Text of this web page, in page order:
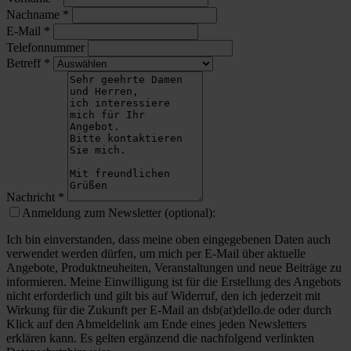
Nachname *
E-Mail *
Telefonnummer
Betreff *
Nachricht *
Anmeldung zum Newsletter (optional):
Ich bin einverstanden, dass meine oben eingegebenen Daten auch
verwendet werden dürfen, um mich per E-Mail über aktuelle
Angebote, Produktneuheiten, Veranstaltungen und neue Beiträge zu
informieren. Meine Einwilligung ist für die Erstellung des Angebots
nicht erforderlich und gilt bis auf Widerruf, den ich jederzeit mit
Wirkung für die Zukunft per E-Mail an dsb(at)dello.de oder durch
Klick auf den Abmeldelink am Ende eines jeden Newsletters
erklären kann. Es gelten ergänzend die nachfolgend verlinkten